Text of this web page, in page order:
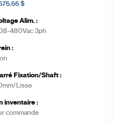
$
480Vac 3ph
Lisse
commande